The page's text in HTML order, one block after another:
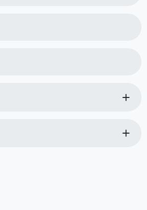
add
add